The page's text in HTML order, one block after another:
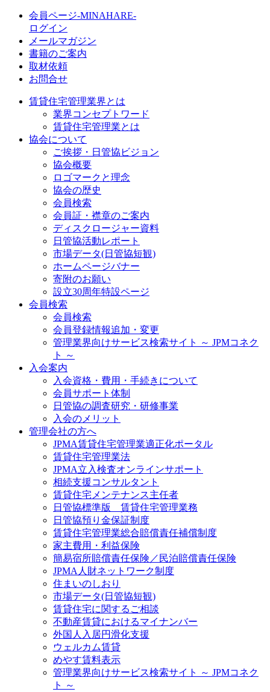
会員ページ-MINAHARE-
ログイン
メールマガジン
書籍のご案内
取材依頼
お問合せ
賃貸住宅管理業界とは
業界コンセプトワード
賃貸住宅管理業とは
協会について
ご挨拶・日管協ビジョン
協会概要
ロゴマークと理念
協会の歴史
会員検索
会員証・襟章のご案内
ディスクロージャー資料
日管協活動レポート
市場データ(日管協短観)
ホームページバナー
寄附のお願い
設立30周年特設ページ
会員検索
会員検索
会員登録情報追加・変更
管理業界向けサービス検索サイト ～ JPMコネク
ト ～
入会案内
入会資格・費用・手続きについて
会員サポート体制
日管協の調査研究・研修事業
入会のメリット
管理会社の方へ
JPMA賃貸住宅管理業適正化ポータル
賃貸住宅管理業法
JPMA立入検査オンラインサポート
相続支援コンサルタント
賃貸住宅メンテナンス主任者
日管協標準版 賃貸住宅管理業務
日管協預り金保証制度
賃貸住宅管理業総合賠償責任補償制度
家主費用・利益保険
簡易宿所賠償責任保険／民泊賠償責任保険
JPMA人財ネットワーク制度
住まいのしおり
市場データ(日管協短観)
賃貸住宅に関するご相談
不動産賃貸におけるマイナンバー
外国人入居円滑化支援
ウェルカム賃貸
めやす賃料表示
管理業界向けサービス検索サイト ～ JPMコネク
ト ～